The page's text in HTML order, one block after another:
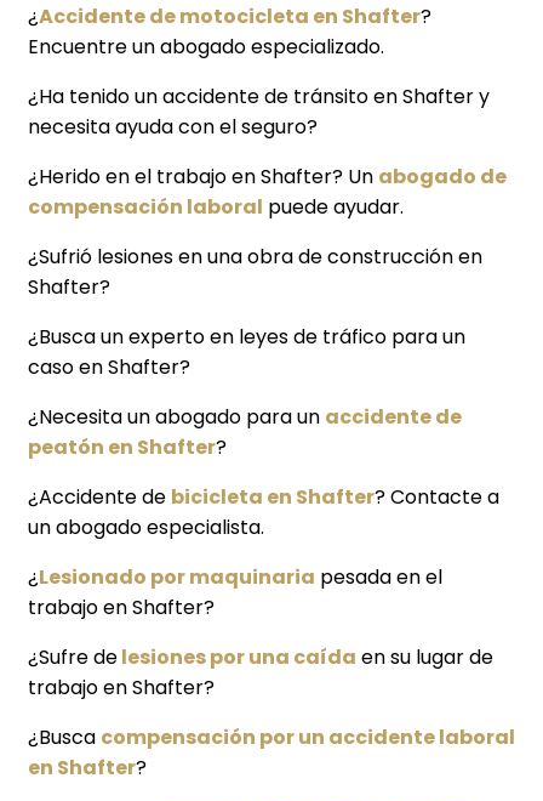
¿Accidente de motocicleta en Shafter?
Encuentre un abogado especializado.
¿Ha tenido un accidente de tránsito en Shafter y
necesita ayuda con el seguro?
¿Herido en el trabajo en Shafter? Un abogado de
compensación laboral puede ayudar.
¿Sufrió lesiones en una obra de construcción en
Shafter?
¿Busca un experto en leyes de tráfico para un
caso en Shafter?
¿Necesita un abogado para un accidente de
peatón en Shafter?
¿Accidente de bicicleta en Shafter? Contacte a
un abogado especialista.
¿Lesionado por maquinaria pesada en el
trabajo en Shafter?
¿Sufre delesiones por una caída en su lugar de
trabajo en Shafter?
¿Busca compensación por un accidente laboral
en Shafter?